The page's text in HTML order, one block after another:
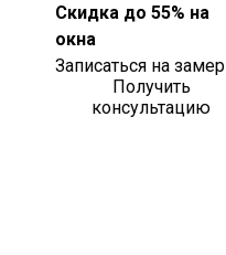
Скидка до 55% на
окна
Записаться на замер
Получить
консультацию